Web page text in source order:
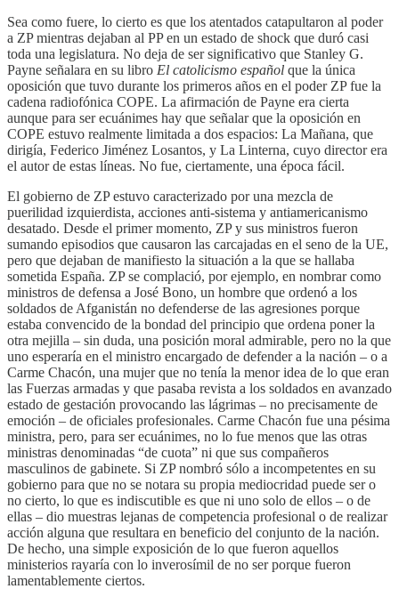
Sea como fuere, lo cierto es que los atentados catapultaron al poder
a ZP mientras dejaban al PP en un estado de shock que duró casi
toda una legislatura. No deja de ser significativo que Stanley G.
Payne señalara en su libro El catolicismo español que la única
oposición que tuvo durante los primeros años en el poder ZP fue la
cadena radiofónica COPE. La afirmación de Payne era cierta
aunque para ser ecuánimes hay que señalar que la oposición en
COPE estuvo realmente limitada a dos espacios: La Mañana, que
dirigía, Federico Jiménez Losantos, y La Linterna, cuyo director era
el autor de estas líneas. No fue, ciertamente, una época fácil.
El gobierno de ZP estuvo caracterizado por una mezcla de
puerilidad izquierdista, acciones anti-sistema y antiamericanismo
desatado. Desde el primer momento, ZP y sus ministros fueron
sumando episodios que causaron las carcajadas en el seno de la UE,
pero que dejaban de manifiesto la situación a la que se hallaba
sometida España. ZP se complació, por ejemplo, en nombrar como
ministros de defensa a José Bono, un hombre que ordenó a los
soldados de Afganistán no defenderse de las agresiones porque
estaba convencido de la bondad del principio que ordena poner la
otra mejilla – sin duda, una posición moral admirable, pero no la que
uno esperaría en el ministro encargado de defender a la nación – o a
Carme Chacón, una mujer que no tenía la menor idea de lo que eran
las Fuerzas armadas y que pasaba revista a los soldados en avanzado
estado de gestación provocando las lágrimas – no precisamente de
emoción – de oficiales profesionales. Carme Chacón fue una pésima
ministra, pero, para ser ecuánimes, no lo fue menos que las otras
ministras denominadas “de cuota” ni que sus compañeros
masculinos de gabinete. Si ZP nombró sólo a incompetentes en su
gobierno para que no se notara su propia mediocridad puede ser o
no cierto, lo que es indiscutible es que ni uno solo de ellos – o de
ellas – dio muestras lejanas de competencia profesional o de realizar
acción alguna que resultara en beneficio del conjunto de la nación.
De hecho, una simple exposición de lo que fueron aquellos
ministerios rayaría con lo inverosímil de no ser porque fueron
lamentablemente ciertos.